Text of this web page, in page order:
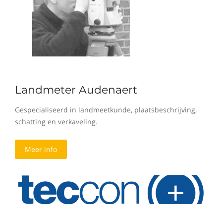
Landmeter Audenaert
Gespecialiseerd in landmeetkunde, plaatsbeschrijving,
schatting en verkaveling.
Meer info